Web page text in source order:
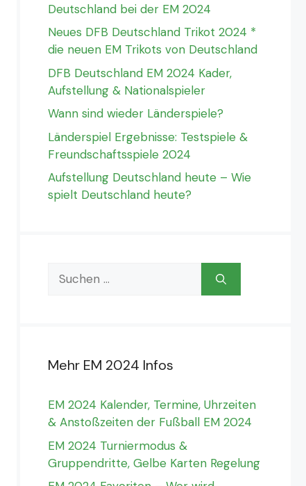
Deutschland bei der EM 2024
Neues DFB Deutschland Trikot 2024 *
die neuen EM Trikots von Deutschland
DFB Deutschland EM 2024 Kader,
Aufstellung & Nationalspieler
Wann sind wieder Länderspiele?
Länderspiel Ergebnisse: Testspiele &
Freundschaftsspiele 2024
Aufstellung Deutschland heute – Wie
spielt Deutschland heute?
Suchen
nach:
Mehr EM 2024 Infos
EM 2024 Kalender, Termine, Uhrzeiten
& Anstoßzeiten der Fußball EM 2024
EM 2024 Turniermodus &
Gruppendritte, Gelbe Karten Regelung